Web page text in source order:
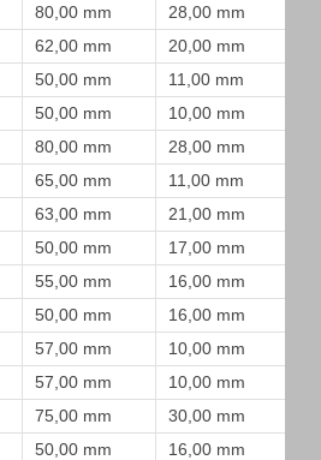
80,00 mm
28,00 mm
62,00 mm
20,00 mm
50,00 mm
11,00 mm
50,00 mm
10,00 mm
80,00 mm
28,00 mm
65,00 mm
11,00 mm
63,00 mm
21,00 mm
50,00 mm
17,00 mm
55,00 mm
16,00 mm
50,00 mm
16,00 mm
57,00 mm
10,00 mm
57,00 mm
10,00 mm
75,00 mm
30,00 mm
50,00 mm
16,00 mm